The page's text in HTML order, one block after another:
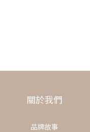
關於我們
品牌故事